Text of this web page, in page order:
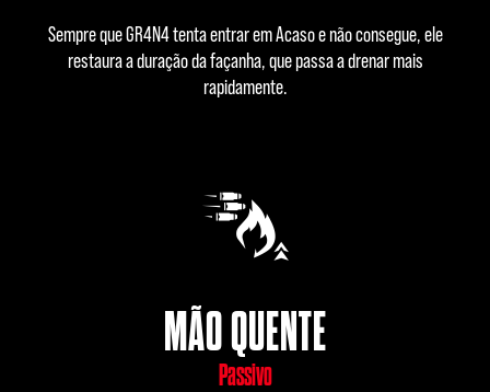
Sempre que GR4N4 tenta entrar em Acaso e não consegue, ele
restaura a duração da façanha, que passa a drenar mais
rapidamente.
MÃO QUENTE
Passivo